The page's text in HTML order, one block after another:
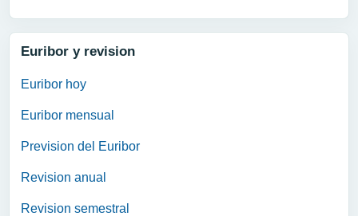
Euribor y revision
Euribor hoy
Euribor mensual
Prevision del Euribor
Revision anual
Revision semestral